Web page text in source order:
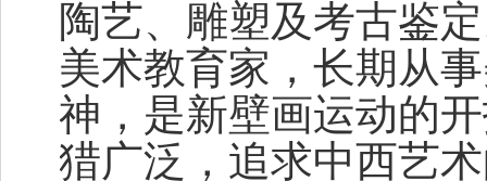
陶艺、雕塑及考古鉴
美术教育家，长期从
神，是新壁画运动的
猎广泛，追求中西艺